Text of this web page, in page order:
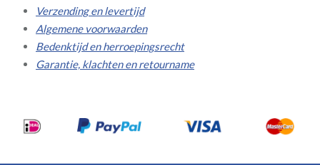
Verzending en levertijd
Algemene voorwaarden
Bedenktijd en herroepingsrecht
Garantie, klachten en retourname